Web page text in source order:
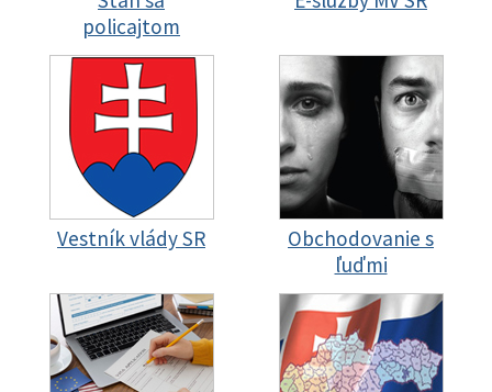
policajtom
Vestník vlády SR
Obchodovanie s
ľuďmi